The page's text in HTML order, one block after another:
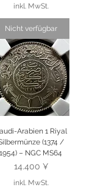
inkl. MwSt.
Nicht verfügbar
Arabien 1 Riyal
(1374 /
1954) – NGC MS64
Preis
14.400 ¥
inkl. MwSt.